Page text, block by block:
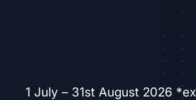
1 July – 31st August 2026